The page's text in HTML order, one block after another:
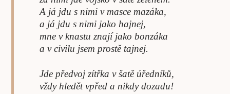
A já jdu s nimi v masce mazáka,
a já jdu s nimi jako hajnej,
mne v knastu znají jako bonzáka
a v civilu jsem prostě tajnej.
Jde předvoj zítřka v šatě úředníků,
vždy hledět vpřed a nikdy dozadu!